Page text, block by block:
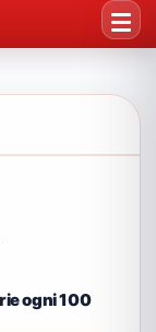
ogni 100